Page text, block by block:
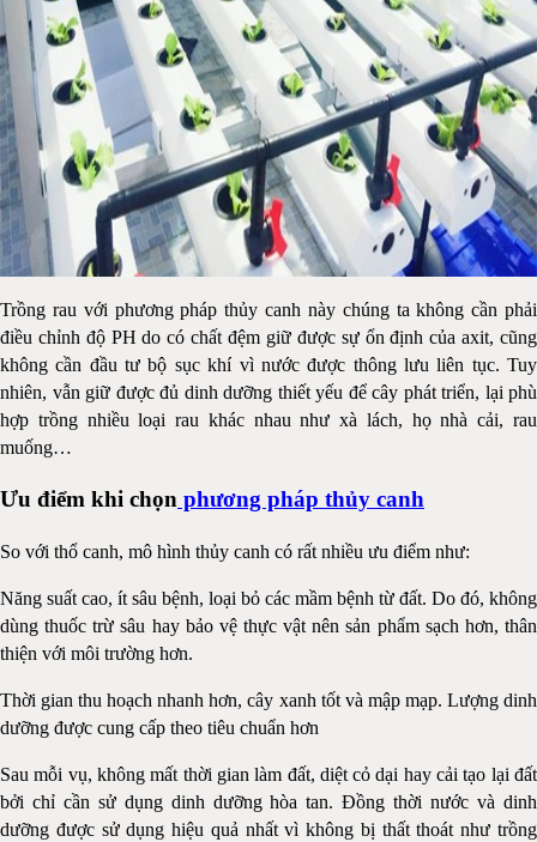
Trồng rau với phương pháp thủy canh này chúng ta không cần phải
điều chỉnh độ PH do có chất đệm giữ được sự ổn định của axit, cũng
không cần đầu tư bộ sục khí vì nước được thông lưu liên tục. Tuy
nhiên, vẫn giữ được đủ dinh dưỡng thiết yếu để cây phát triển, lại phù
hợp trồng nhiều loại rau khác nhau như xà lách, họ nhà cải, rau
muống…
Ưu điểm khi chọn phương pháp thủy canh
So với thổ canh, mô hình thủy canh có rất nhiều ưu điểm như:
Năng suất cao, ít sâu bệnh, loại bỏ các mầm bệnh từ đất. Do đó, không
dùng thuốc trừ sâu hay bảo vệ thực vật nên sản phẩm sạch hơn, thân
thiện với môi trường hơn.
Thời gian thu hoạch nhanh hơn, cây xanh tốt và mập mạp. Lượng dinh
dưỡng được cung cấp theo tiêu chuẩn hơn
Sau mỗi vụ, không mất thời gian làm đất, diệt cỏ dại hay cải tạo lại đất
bởi chỉ cần sử dụng dinh dưỡng hòa tan. Đồng thời nước và dinh
dưỡng được sử dụng hiệu quả nhất vì không bị thất thoát như trồng